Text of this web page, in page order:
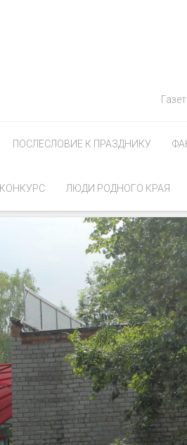
ПОСЛЕСЛОВИЕ К ПРАЗДНИКУ
КОНКУРС ЛЮДИ РОДНОГО КРАЯ